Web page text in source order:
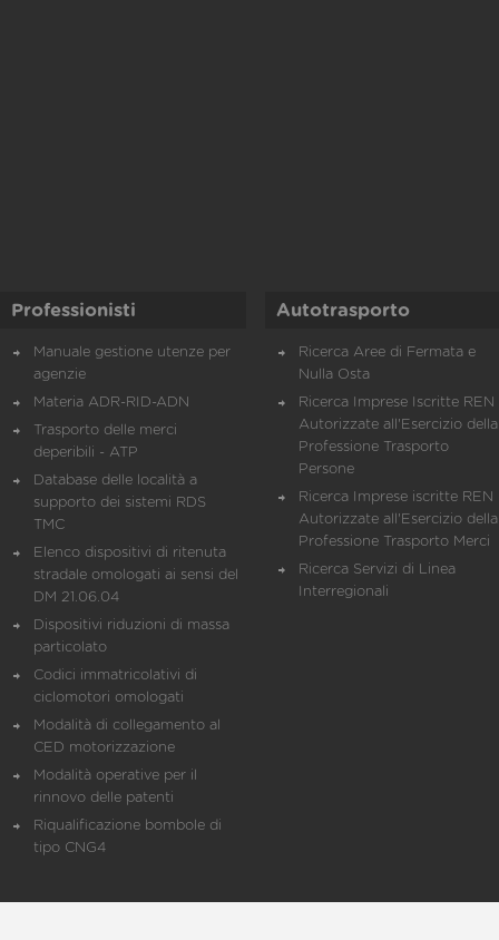
Professionisti
Manuale gestione utenze per
agenzie
Materia ADR-RID-ADN
Trasporto delle merci
deperibili - ATP
Database delle località a
supporto dei sistemi RDS
TMC
Elenco dispositivi di ritenuta
stradale omologati ai sensi del
DM 21.06.04
Dispositivi riduzioni di massa
particolato
Codici immatricolativi di
ciclomotori omologati
Modalità di collegamento al
CED motorizzazione
Modalità operative per il
rinnovo delle patenti
Riqualificazione bombole di
tipo CNG4
Autotrasporto
Ricerca Aree di Fermata e
Nulla Osta
Ricerca Imprese Iscritte REN
Autorizzate all'Esercizio della
Professione Trasporto
Persone
Ricerca Imprese iscritte REN
Autorizzate all'Esercizio della
Professione Trasporto Merci
Ricerca Servizi di Linea
Interregionali